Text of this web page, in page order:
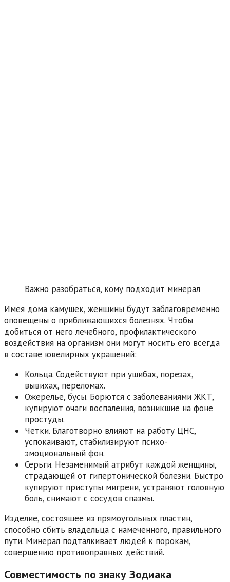
Важно разобраться, кому подходит минерал
Имея дома камушек, женщины будут заблаговременно
оповещены о приближающихся болезнях. Чтобы
добиться от него лечебного, профилактического
воздействия на организм они могут носить его всегда
в составе ювелирных украшений:
Кольца. Содействуют при ушибах, порезах,
вывихах, переломах.
Ожерелье, бусы. Борются с заболеваниями ЖКТ,
купируют очаги воспаления, возникшие на фоне
простуды.
Четки. Благотворно влияют на работу ЦНС,
успокаивают, стабилизируют психо-
эмоциональный фон.
Серьги. Незаменимый атрибут каждой женщины,
страдающей от гипертонической болезни. Быстро
купируют приступы мигрени, устраняют головную
боль, снимают с сосудов спазмы.
Изделие, состоящее из прямоугольных пластин,
способно сбить владельца с намеченного, правильного
пути. Минерал подталкивает людей к порокам,
совершению противоправных действий.
Совместимость по знаку Зодиака